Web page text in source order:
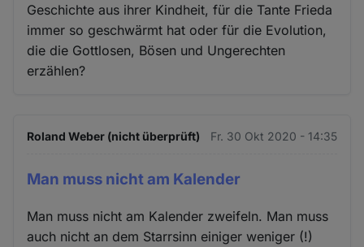
Geschichte aus ihrer Kindheit, für die Tante Frieda
immer so geschwärmt hat oder für die Evolution,
die die Gottlosen, Bösen und Ungerechten
erzählen?
Roland Weber (nicht überprüft) Fr. 30 Okt 2020 - 14:35
Man muss nicht am Kalender
Man muss nicht am Kalender zweifeln. Man muss
auch nicht an dem Starrsinn einiger weniger (!)